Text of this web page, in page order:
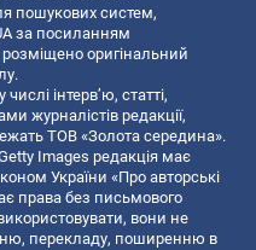
пошукових систем,
за посиланням
розміщено оригінальний
інтерв’ю, статті,
журналістів редакції,
ТОВ «Золота середина».
Images редакція має
України «Про авторські
права без письмового
вони не
перекладу, поширенню в